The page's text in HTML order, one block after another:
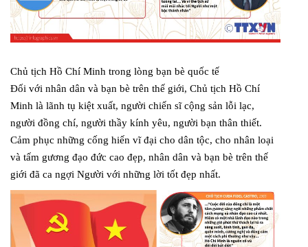
Chủ tịch Hồ Chí Minh trong lòng bạn bè quốc tế
Đối với nhân dân và bạn bè trên thế giới, Chủ tịch Hồ Chí
Minh là lãnh tụ kiệt xuất, người chiến sĩ cộng sản lỗi lạc,
người đồng chí, người thầy kính yêu, người bạn thân thiết.
Cảm phục những cống hiến vĩ đại cho dân tộc, cho nhân loại
và tấm gương đạo đức cao đẹp, nhân dân và bạn bè trên thế
giới đã ca ngợi Người với những lời tốt đẹp nhất.